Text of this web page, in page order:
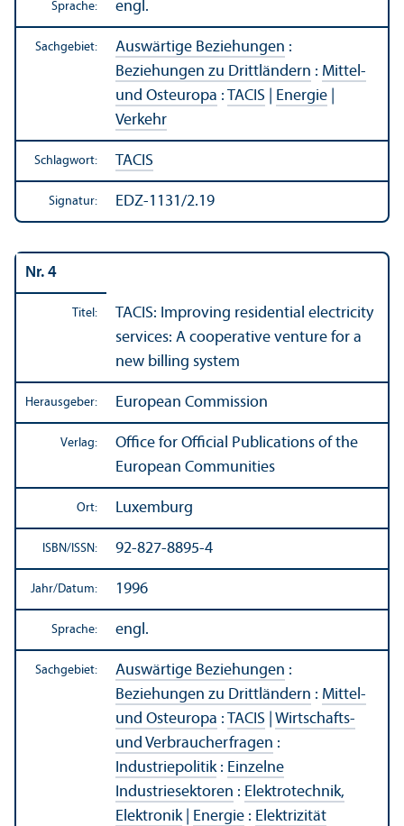
Sprache: engl.
Sachgebiet: Auswärtige Beziehungen :
Beziehungen zu Drittländern : Mittel-
und Osteuropa : TACIS Energie
Verkehr
Schlagwort: TACIS
Signatur: EDZ-1131/2.19
Nr. 4
Titel:
TACIS: Improving residential electricity
services: A cooperative venture for a
new billing system
Herausgeber: European Commission
Verlag:
Office for Official Publications of the
European Communities
Ort: Luxemburg
ISBN/ ISSN: 92-827-8895-4
Jahr/Datum: 1996
Sprache: engl.
Sachgebiet: Auswärtige Beziehungen :
Beziehungen zu Drittländern : Mittel-
und Osteuropa : TACIS
Wirtschafts-
und Verbraucherfragen :
Industriepolitik: Einzelne
Industriesektoren : Elektrotechnik,
Elektronik| Energie : Elektrizität